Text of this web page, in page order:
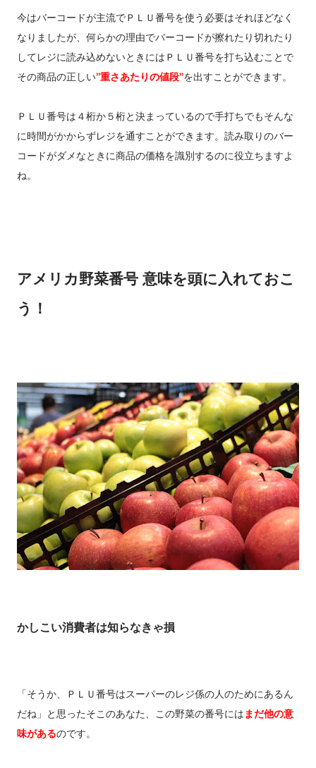
今はバーコードが主流でＰＬＵ番号を使う必要はそれほどなく
なりましたが、何らかの理由でバーコードが擦れたり切れたり
してレジに読み込めないときにはＰＬＵ番号を打ち込むことで
その商品の正しい”重さあたりの値段”を出すことができます。
ＰＬＵ番号は４桁か５桁と決まっているので手打ちでもそんな
に時間がかからずレジを通すことができます。読み取りのバー
コードがダメなときに商品の価格を識別するのに役立ちますよ
ね。
アメリカ野菜番号 意味を頭に入れておこ
う！
かしこい消費者は知らなきゃ損
「そうか、ＰＬＵ番号はスーパーのレジ係の人のためにあるん
だね」と思ったそこのあなた、この野菜の番号にはまだ他の意
味があるのです。